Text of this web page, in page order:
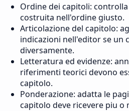
Ordine dei capitoli:
costruita nell'ordine giusto.
Articolazione del capitolo:
indicazioni nell'editor se un
diversamente.
Letteratura ed evidenze:
riferimenti teorici devono
capitolo.
Ponderazione: adatta le
capitolo deve ricevere piu o